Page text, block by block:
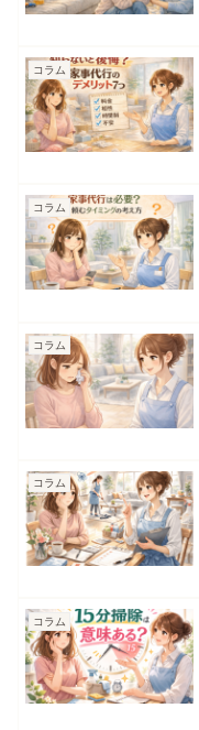
コラム
コラム
コラム
コラム
コラム